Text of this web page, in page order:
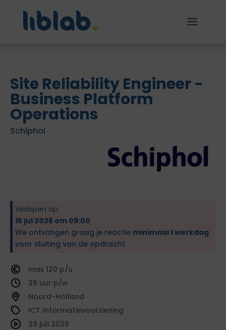
Site Reliability Engineer -
Business Platform
Operations
Schiphol
Verlopen op:
15 jul 2026 om 09:00
We ontvangen graag je reactie minimaal 1 werkdag
voor sluiting van de opdracht.
120
36
Noord-Holland
ICT Informatievoorziening
29 juli 2026